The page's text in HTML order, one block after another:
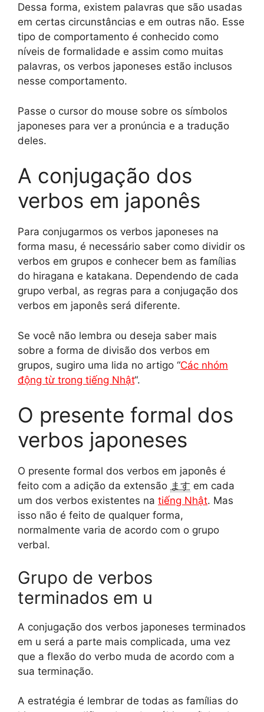
Dessa forma, existem palavras que são usadas
em certas circunstâncias e em outras não. Esse
tipo de comportamento é conhecido como
níveis de formalidade e assim como muitas
palavras, os verbos japoneses estão inclusos
nesse comportamento.
Passe o cursor do mouse sobre os símbolos
japoneses para ver a pronúncia e a tradução
deles.
A conjugação dos
verbos em japonês
Para conjugarmos os verbos japoneses na
forma masu, é necessário saber como dividir os
verbos em grupos e conhecer bem as famílias
do hiragana e katakana. Dependendo de cada
grupo verbal, as regras para a conjugação dos
verbos em japonês será diferente.
Se você não lembra ou deseja saber mais
sobre a forma de divisão dos verbos em
grupos, sugiro uma lida no artigo “Các nhóm
động từ trong tiếng Nhật“.
O presente formal dos
verbos japoneses
O presente formal dos verbos em japonês é
feito com a adição da extensão ます em cada
um dos verbos existentes na tiếng Nhật. Mas
isso não é feito de qualquer forma,
normalmente varia de acordo com o grupo
verbal.
Grupo de verbos
terminados em u
A conjugação dos verbos japoneses terminados
em u será a parte mais complicada, uma vez
que a flexão do verbo muda de acordo com a
sua terminação.
A estratégia é lembrar de todas as famílias do